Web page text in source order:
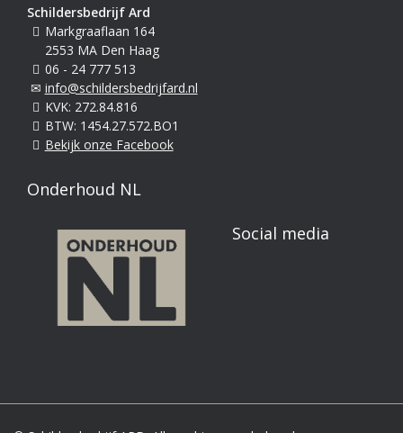
Schildersbedrijf Ard
Markgraaflaan 164
2553 MA Den Haag
06 - 24 777 513
info@schildersbedrijfard.nl
KVK: 272.84.816
BTW: 1454.27.572.BO1
Bekijk onze Facebook
Onderhoud NL
Social media